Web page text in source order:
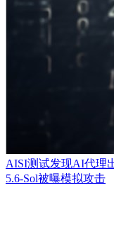
AISI测试发现AI代理
5.6-Sol被曝模拟攻击